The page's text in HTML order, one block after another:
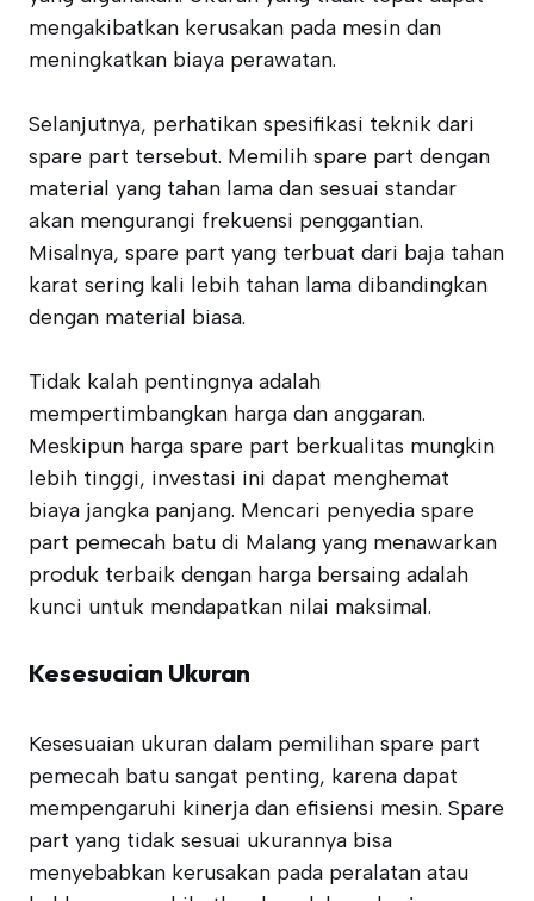
mengakibatkan kerusakan pada mesin dan
meningkatkan biaya perawatan.
Selanjutnya, perhatikan spesifikasi teknik dari
spare part tersebut. Memilih spare part dengan
material yang tahan lama dan sesuai standar
akan mengurangi frekuensi penggantian.
Misalnya, spare part yang terbuat dari baja tahan
karat sering kali lebih tahan lama dibandingkan
dengan material biasa.
Tidak kalah pentingnya adalah
mempertimbangkan harga dan anggaran.
Meskipun harga spare part berkualitas mungkin
lebih tinggi, investasi ini dapat menghemat
biaya jangka panjang. Mencari penyedia spare
part pemecah batu di Malang yang menawarkan
produk terbaik dengan harga bersaing adalah
kunci untuk mendapatkan nilai maksimal.
Kesesuaian Ukuran
Kesesuaian ukuran dalam pemilihan spare part
pemecah batu sangat penting, karena dapat
mempengaruhi kinerja dan efisiensi mesin. Spare
part yang tidak sesuai ukurannya bisa
menyebabkan kerusakan pada peralatan atau